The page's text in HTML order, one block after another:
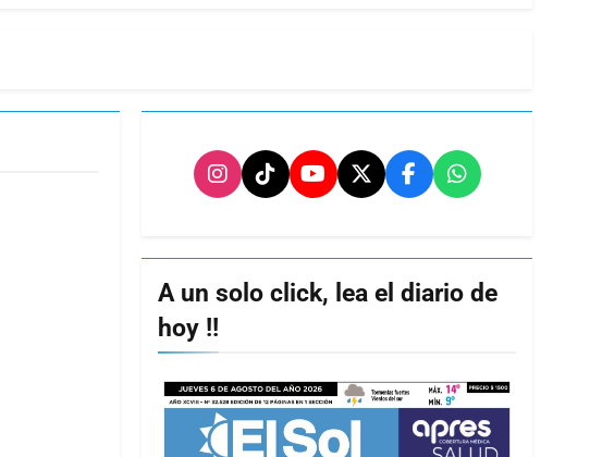
A un solo click, lea el diario de
hoy !!